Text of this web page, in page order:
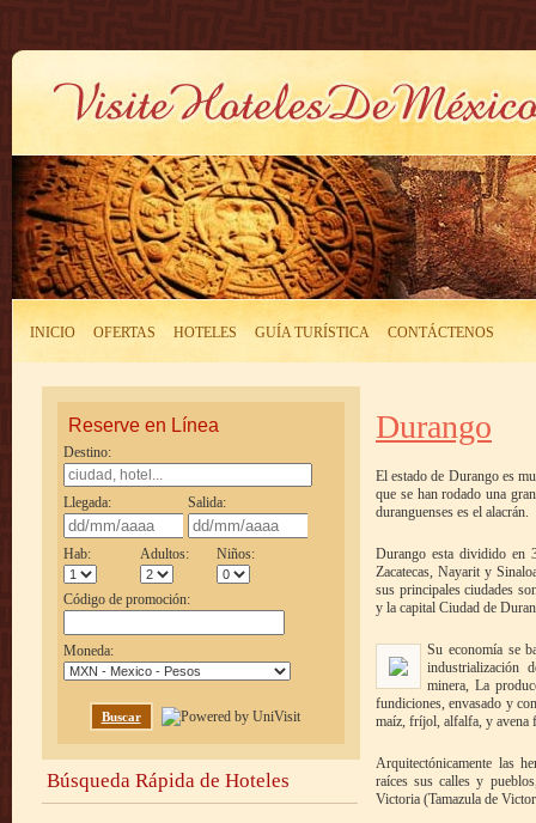
INICIO OFERTAS HOTELES GUÍA TURÍSTICA CONTÁCTENOS
Reserve en Línea
Destino:
Llegada: Salida:
Hab: Adultos: Niños:
Código de promoción:
Moneda:
Buscar
Búsqueda Rápida de Hoteles
Durango
El estado de Durango es
que se han rodado una
duranguenses es el alacrán.
Durango esta dividido en
Zacatecas, Nayarit y
sus principales ciudades
y la capital Ciudad de
Su economía se
industrialización
minera, La
fundiciones, envasado y
maíz, fríjol, alfalfa, y avena
Arquitectónicamente las
raíces sus calles y
Victoria (Tamazula de